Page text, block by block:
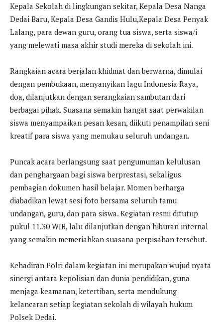
Kepala Sekolah di lingkungan sekitar, Kepala Desa Nanga
Dedai Baru, Kepala Desa Gandis Hulu,Kepala Desa Penyak
Lalang, para dewan guru, orang tua siswa, serta siswa/i
yang melewati masa akhir studi mereka di sekolah ini.
Rangkaian acara berjalan khidmat dan berwarna, dimulai
dengan pembukaan, menyanyikan lagu Indonesia Raya,
doa, dilanjutkan dengan serangkaian sambutan dari
berbagai pihak. Suasana semakin hangat saat perwakilan
siswa menyampaikan pesan kesan, diikuti penampilan seni
kreatif para siswa yang memukau seluruh undangan.
Puncak acara berlangsung saat pengumuman kelulusan
dan penghargaan bagi siswa berprestasi, sekaligus
pembagian dokumen hasil belajar. Momen berharga
diabadikan lewat sesi foto bersama seluruh tamu
undangan, guru, dan para siswa. Kegiatan resmi ditutup
pukul 11.30 WIB, lalu dilanjutkan dengan hiburan internal
yang semakin memeriahkan suasana perpisahan tersebut.
Kehadiran Polri dalam kegiatan ini merupakan wujud nyata
sinergi antara kepolisian dan dunia pendidikan, guna
menjaga keamanan, ketertiban, serta mendukung
kelancaran setiap kegiatan sekolah di wilayah hukum
Polsek Dedai.